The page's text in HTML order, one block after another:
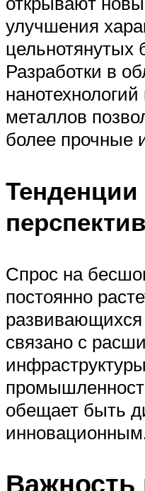
улучшения
цельнотянутых
Разработки в
металлов
более прочные
Тенденции
Спрос на
постоянно
развивающихся
связано с
обещает быть